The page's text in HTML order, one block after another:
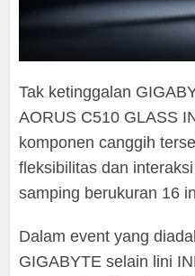
Tak ketinggalan
AORUS C510 GLASS
komponen canggih
fleksibilitas dan
samping berukuran 16
Dalam event yang
GIGABYTE selain lini